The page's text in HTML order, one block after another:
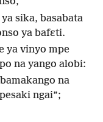
sika, basabata
ya bafɛti.
ya vinyo mpe
na yango alobi:
na
ngai”;